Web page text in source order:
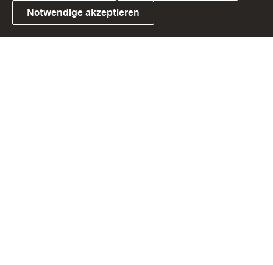
Link zum Landesportal
Notwendige akzeptieren